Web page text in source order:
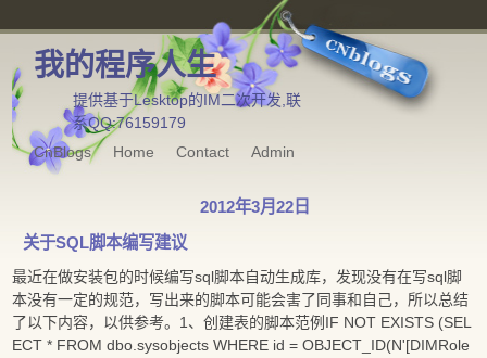
我的程序人生
提供基于Lesktop的IM二次开发,联
系QQ:76159179
CnBlogs
Home Contact Admin
2012年3月22日
关于SQL脚本编写建议
最近在做安装包的时候编写sql脚本自动生成库，发现没有在写sql脚
本没有一定的规范，写出来的脚本可能会害了同事和自己，所以总结
了以下内容，以供参考。1、创建表的脚本范例IF NOT EXISTS (SEL
ECT * FROM dbo.sysobjects WHERE id = OBJECT_ID(N'[DIMRole